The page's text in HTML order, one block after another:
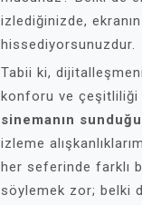
izlediğinizde, ekranın
hissediyorsunuzdur.
Tabii ki,
konforu ve çeşitliliği
sinemanın sunduğu
izleme
her seferinde farklı
söylemek zor; belki